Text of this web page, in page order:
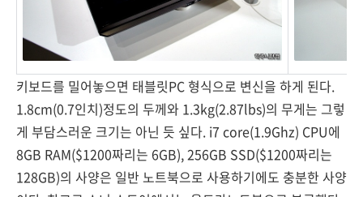
키보드를 밀어놓으면 태블릿PC 형식으로 변신을 하게 된다.
1.8cm(0.7인치)정도의 두께와 1.3kg(2.87lbs)의 무게는 그렇
게 부담스러운 크기는 아닌 듯 싶다. i7 core(1.9Ghz) CPU에
8GB RAM($1200짜리는 6GB), 256GB SSD($1200짜리는
128GB)의 사양은 일반 노트북으로 사용하기에도 충분한 사양